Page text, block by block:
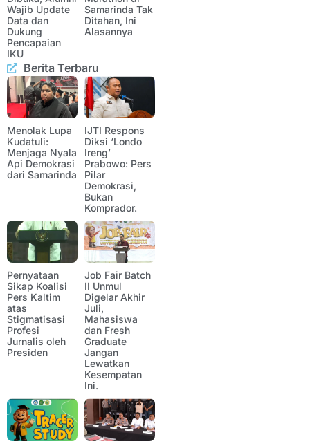
Wajib Update
Data dan
Dukung
Pencapaian
IKU
Samarinda Tak
Ditahan, Ini
Alasannya
Berita Terbaru
Menolak Lupa
Kudatuli:
Menjaga Nyala
Api Demokrasi
dari Samarinda
IJTI Respons
Diksi ‘Londo
Ireng’
Prabowo: Pers
Pilar
Demokrasi,
Bukan
Komprador.
Pernyataan
Sikap Koalisi
Pers Kaltim
atas
Stigmatisasi
Profesi
Jurnalis oleh
Presiden
Job Fair Batch
II Unmul
Digelar Akhir
Juli,
Mahasiswa
dan Fresh
Graduate
Jangan
Lewatkan
Kesempatan
Ini.